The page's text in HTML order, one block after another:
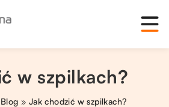
w szpilkach?
Blog » Jak chodzić w szpilkach?